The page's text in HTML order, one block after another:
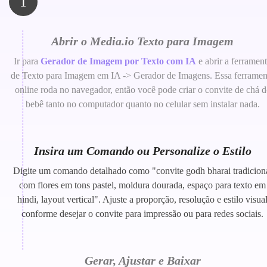
Abrir o Media.io Texto para Imagem
Ir para Gerador de Imagem por Texto com IA e abrir a
de Texto para Imagem em IA -> Gerador de Imagens. Essa
online roda no navegador, então você pode criar o convite de chá
bebê tanto no computador quanto no celular sem instalar nada.
Insira um Comando ou Personalize o Estilo
Digite um comando detalhado como "convite godh bharai
com flores em tons pastel, moldura dourada, espaço para texto em
hindi, layout vertical". Ajuste a proporção, resolução e estilo visual
conforme desejar o convite para impressão ou para redes sociais.
Gerar, Ajustar e Baixar